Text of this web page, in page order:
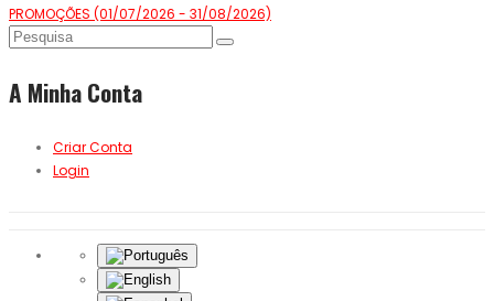
PROMOÇÕES (01/07/2026 - 31/08/2026)
A Minha Conta
Criar Conta
Login